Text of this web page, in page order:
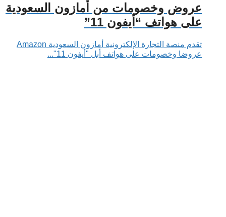
عروض وخصومات من أمازون السعودية
على هواتف “أيفون 11”
تقدم منصة التجارة الإلكترونية أمازون السعودية Amazon
عروضا وخصومات على هواتف أبل "أيفون 11"...